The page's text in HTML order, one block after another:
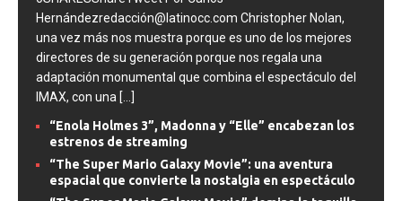
0SHARESShareTweet Por Carlos
Hernándezredacción@latinocc.com Christopher Nolan,
una vez más nos muestra porque es uno de los mejores
directores de su generación porque nos regala una
adaptación monumental que combina el espectáculo del
[...]
“Enola Holmes 3”, Madonna y “Elle” encabezan los
estrenos de streaming
“The Super Mario Galaxy Movie”: una aventura
espacial que convierte la nostalgia en espectáculo